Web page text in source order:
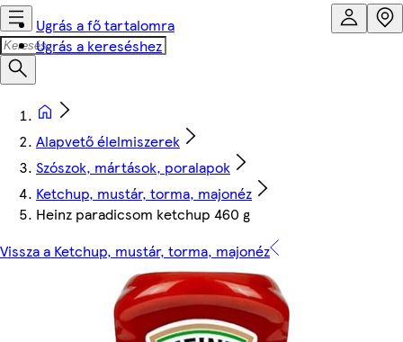
Ugrás a fő tartalomra
Ugrás a kereséshez
Alapvető élelmiszerek
Szószok, mártások, poralapok
Ketchup, mustár, torma, majonéz
Heinz paradicsom ketchup 460 g
Vissza a Ketchup, mustár, torma, majonéz